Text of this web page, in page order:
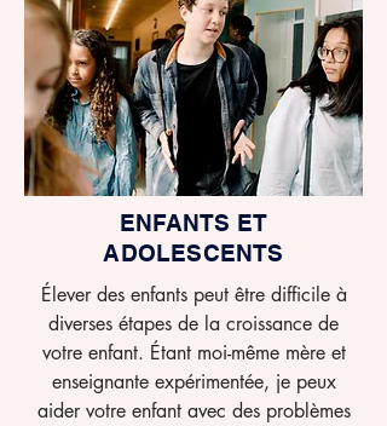
ENFANTS ET
ADOLESCENTS
Élever des enfants peut être difficile à
diverses étapes de la croissance de
votre enfant. Étant moi-même mère et
enseignante expérimentée, je peux
aider votre enfant avec des problèmes